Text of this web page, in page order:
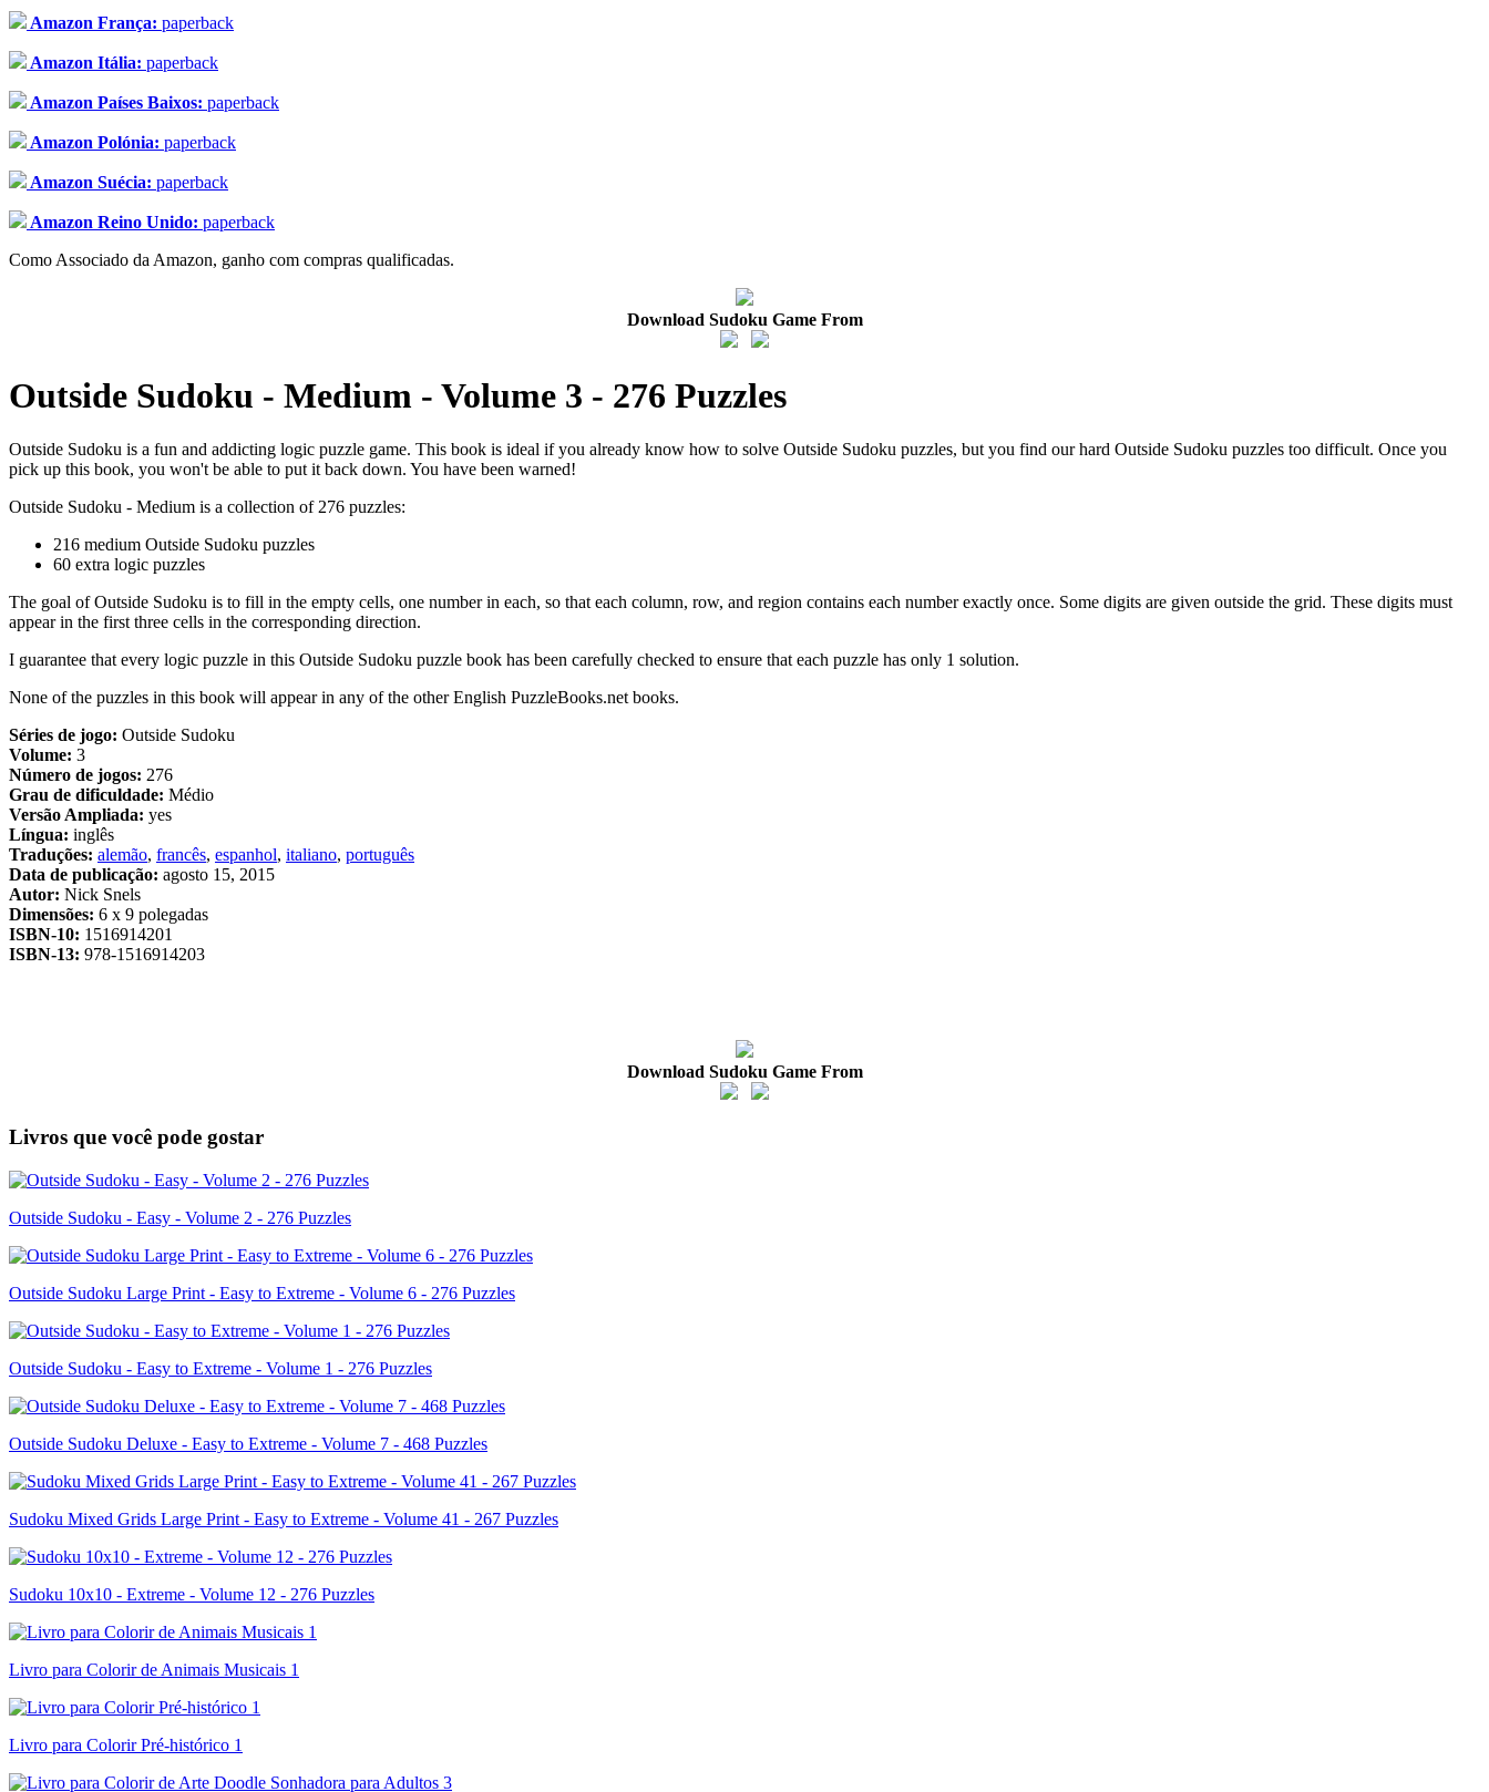
Amazon França: paperback
Amazon Itália: paperback
Amazon Países Baixos: paperback
Amazon Polónia: paperback
Amazon Suécia: paperback
Amazon Reino Unido: paperback
Como Associado da Amazon, ganho com compras qualificadas.
Download Sudoku Game From
Outside Sudoku - Medium - Volume 3 - 276 Puzzles
Outside Sudoku is a fun and addicting logic puzzle game. This book is ideal if you already know how to solve Outside Sudoku puzzles, but you find our hard Outside Sudoku puzzles too difficult. Once you
pick up this book, you won't be able to put it back down. You have been warned!
Outside Sudoku - Medium is a collection of 276 puzzles:
216 medium Outside Sudoku puzzles
60 extra logic puzzles
The goal of Outside Sudoku is to fill in the empty cells, one number in each, so that each column, row, and region contains each number exactly once. Some digits are given outside the grid. These digits must
appear in the first three cells in the corresponding direction.
I guarantee that every logic puzzle in this Outside Sudoku puzzle book has been carefully checked to ensure that each puzzle has only 1 solution.
None of the puzzles in this book will appear in any of the other English PuzzleBooks.net books.
Séries de jogo: Outside Sudoku
Volume: 3
Número de jogos: 276
Grau de dificuldade: Médio
Versão Ampliada: yes
Língua: inglês
Traduções: alemão, francês, espanhol, italiano, português
Data de publicação: agosto 15, 2015
Autor: Nick Snels
Dimensões: 6 x 9 polegadas
ISBN-10: 1516914201
ISBN-13: 978-1516914203
Download Sudoku Game From
Livros que você pode gostar
Outside Sudoku - Easy - Volume 2 - 276 Puzzles
Outside Sudoku Large Print - Easy to Extreme - Volume 6 - 276 Puzzles
Outside Sudoku - Easy to Extreme - Volume 1 - 276 Puzzles
Outside Sudoku Deluxe - Easy to Extreme - Volume 7 - 468 Puzzles
Sudoku Mixed Grids Large Print - Easy to Extreme - Volume 41 - 267 Puzzles
Sudoku 10x10 - Extreme - Volume 12 - 276 Puzzles
Livro para Colorir de Animais Musicais 1
Livro para Colorir Pré-histórico 1